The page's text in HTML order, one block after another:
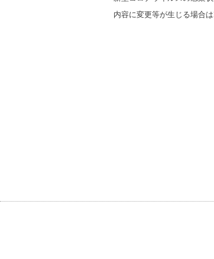
内容に変更等が生じる場合は